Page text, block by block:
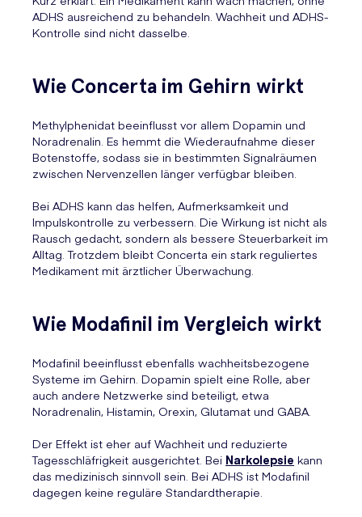
ADHS ausreichend zu behandeln. Wachheit und ADHS-
Kontrolle sind nicht dasselbe.
Wie Concerta im Gehirn wirkt
Methylphenidat beeinflusst vor allem Dopamin und
Noradrenalin. Es hemmt die Wiederaufnahme dieser
Botenstoffe, sodass sie in bestimmten Signalräumen
zwischen Nervenzellen länger verfügbar bleiben.
Bei ADHS kann das helfen, Aufmerksamkeit und
Impulskontrolle zu verbessern. Die Wirkung ist nicht als
Rausch gedacht, sondern als bessere Steuerbarkeit im
Alltag. Trotzdem bleibt Concerta ein stark reguliertes
Medikament mit ärztlicher Überwachung.
Wie Modafinil im Vergleich wirkt
Modafinil beeinflusst ebenfalls wachheitsbezogene
Systeme im Gehirn. Dopamin spielt eine Rolle, aber
auch andere Netzwerke sind beteiligt, etwa
Noradrenalin, Histamin, Orexin, Glutamat und GABA.
Der Effekt ist eher auf Wachheit und reduzierte
Tagesschläfrigkeit ausgerichtet. Bei Narkolepsie kann
das medizinisch sinnvoll sein. Bei ADHS ist Modafinil
dagegen keine reguläre Standardtherapie.